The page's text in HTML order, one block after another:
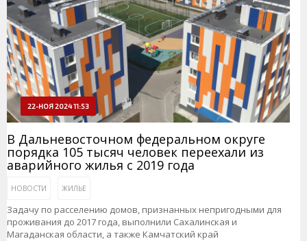
22-НОЯ 2024 11:53
В Дальневосточном федеральном округе
порядка 105 тысяч человек переехали из
аварийного жилья с 2019 года
НОВОСТИ ЖИЛЬЕ
Задачу по расселению домов, признанных непригодными для
проживания до 2017 года, выполнили Сахалинская и
Магаданская области, а также Камчатский край